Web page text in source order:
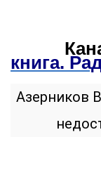
книга.
Азерников